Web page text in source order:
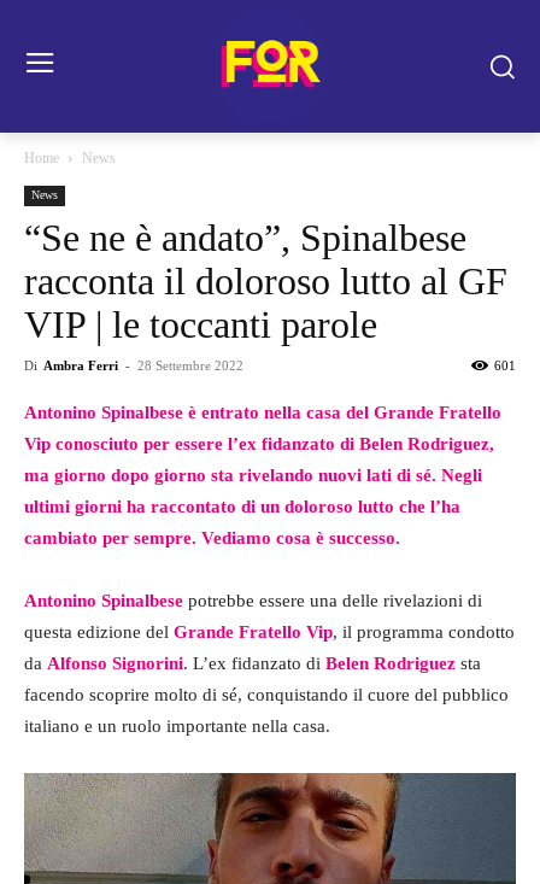
Home News
News
“Se ne è andato”, Spinalbese
racconta il doloroso lutto al GF
VIP | le toccanti parole
Di Ambra Ferri - 28 Settembre 2022 601
Antonino Spinalbese è entrato nella casa del Grande Fratello
Vip conosciuto per essere l’ex fidanzato di Belen Rodriguez,
ma giorno dopo giorno sta rivelando nuovi lati di sé. Negli
ultimi giorni ha raccontato di un doloroso lutto che l’ha
cambiato per sempre. Vediamo cosa è successo.
Antonino Spinalbese potrebbe essere una delle rivelazioni di
questa edizione del Grande Fratello Vip, il programma condotto
da Alfonso Signorini. L’ex fidanzato di Belen Rodriguez sta
facendo scoprire molto di sé, conquistando il cuore del pubblico
italiano e un ruolo importante nella casa.